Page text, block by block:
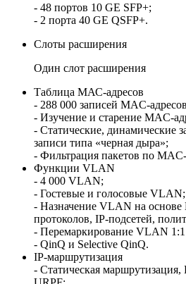
- 48 портов 10 GE SFP+;
- 2 порта 40 GE QSFP+.
Слоты расширения
Один слот расширения
Таблица МАС-адресов
- 288 000 записей MAC-
- Изучение и старение MAC-
- Статические, динамические
записи типа «черная дыра»;
- Фильтрация пакетов по
Функции VLAN
- 4 000 VLAN;
- Гостевые и голосовые VLAN;
- Назначение VLAN на основе
протоколов, IP-подсетей,
- Перемаркирование VLAN
- QinQ и Selective QinQ.
IP-маршрутизация
- Статическая